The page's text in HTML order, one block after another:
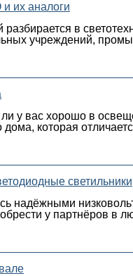
их аналоги
разбирается в
учреждений,
у вас хорошо в
дома, которая
светильники
надёжными
у партнёров в